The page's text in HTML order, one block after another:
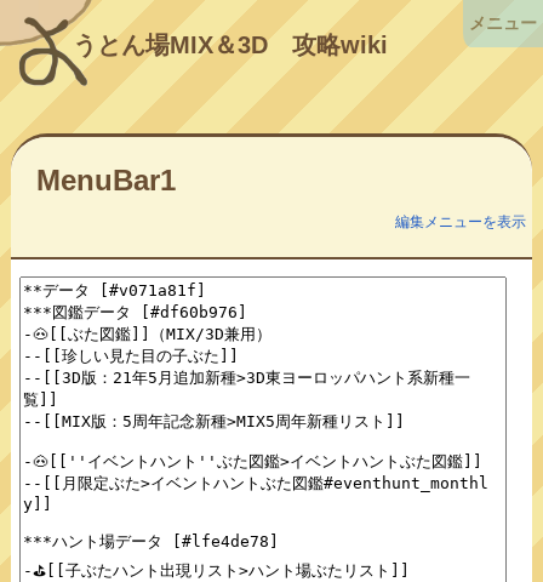
うとん場MIX＆3D攻略wiki
MenuBar1
編集メニューを表示
メニュー